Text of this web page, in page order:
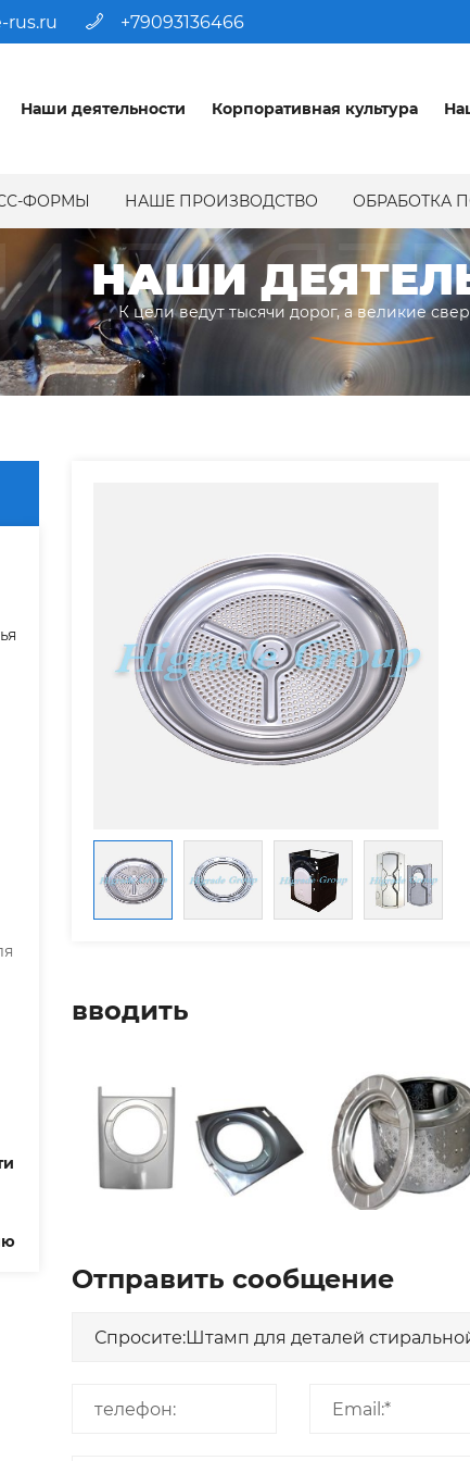
rus.ru +79093136466
Наши деятельности Корпоративная культура
ФОРМЫ НАШЕ ПРОИЗВОДСТВО ОБРАБОТКА
НАШИ
К цели ведут тысячи дорог, а великие
вводить
Отправить сообщение